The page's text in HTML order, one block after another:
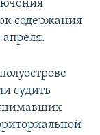
содержания
судить